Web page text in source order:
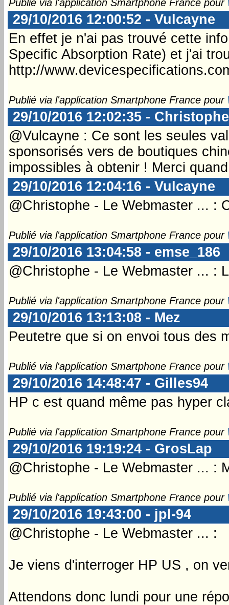
Publié via l'application Smartphone France pour
29/10/2016 12:00:52 - Vulcayne
En effet je n'ai pas trouvé cette
Specific Absorption Rate) et j'ai
http://
Publié via l'application Smartphone France pour
29/10/2016 12:02:35 -
@Vulcayne : Ce sont les seules
sponsorisés vers de boutiques
impossibles à obtenir ! Merci
29/10/2016 12:04:16 - Vulcayne
@Christophe - Le Webmaster ... :
Publié via l'application Smartphone France pour
29/10/2016 13:04:58 - emse_186
@Christophe - Le Webmaster ... :
Publié via l'application Smartphone France pour
29/10/2016 13:13:08 - Mez
Peutetre que si on envoi tous des
Publié via l'application Smartphone France pour
29/10/2016 14:48:47 - Gilles94
HP c est quand même pas hyper
Publié via l'application Smartphone France pour
29/10/2016 19:19:24 - GrosLap
@Christophe - Le Webmaster ... :
Publié via l'application Smartphone France pour
29/10/2016 19:43:00 - jpl-94
@Christophe - Le Webmaster ... :
Je viens d'interroger HP US , on
Attendons donc lundi pour une